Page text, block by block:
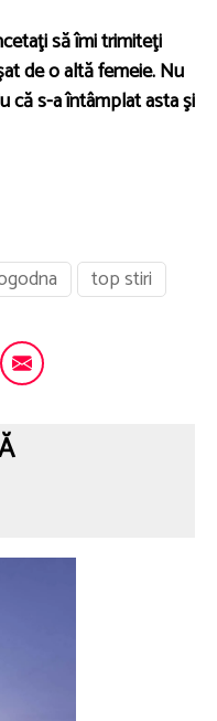
să îmi trimiteţi
de o altă femeie. Nu
că s-a întâmplat asta şi
top stiri